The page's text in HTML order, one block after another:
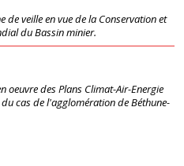
de veille en vue de la Conservation et
du Bassin minier.
oeuvre des Plans Climat-Air-Energie
cas de l'agglomération de Béthune-